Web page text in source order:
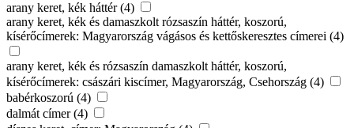
arany keret, kék háttér (4)
arany keret, kék és damaszkolt rózsaszín háttér, koszorú,
kísérőcímerek: Magyarország vágásos és kettőskeresztes címerei (4)
arany keret, kék és rózsaszín damaszkolt háttér, koszorú,
kísérőcímerek: császári kiscímer, Magyarország, Csehország (4)
babérkoszorú (4)
dalmát címer (4)